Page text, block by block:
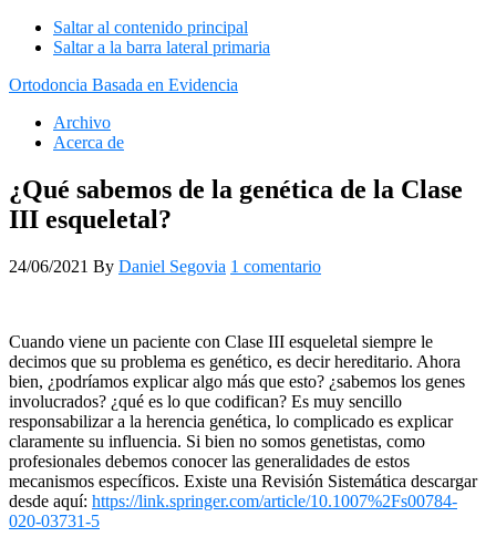
Saltar al contenido principal
Saltar a la barra lateral primaria
Ortodoncia Basada en Evidencia
Archivo
Acerca de
¿Qué sabemos de la genética de la Clase
III esqueletal?
24/06/2021 By Daniel Segovia 1 comentario
Cuando viene un paciente con Clase III esqueletal siempre le
decimos que su problema es genético, es decir hereditario. Ahora
bien, ¿podríamos explicar algo más que esto? ¿sabemos los genes
involucrados? ¿qué es lo que codifican? Es muy sencillo
responsabilizar a la herencia genética, lo complicado es explicar
claramente su influencia. Si bien no somos genetistas, como
profesionales debemos conocer las generalidades de estos
mecanismos específicos. Existe una Revisión Sistemática descargar
desde aquí: https://link.springer.com/article/10.1007%2Fs00784-
020-03731-5